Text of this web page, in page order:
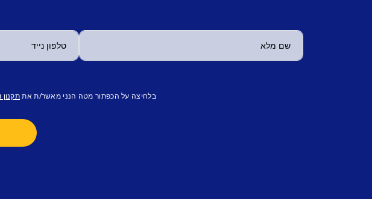
בלחיצה על הכפתור מטה הנני מאשר/ת את תקנון